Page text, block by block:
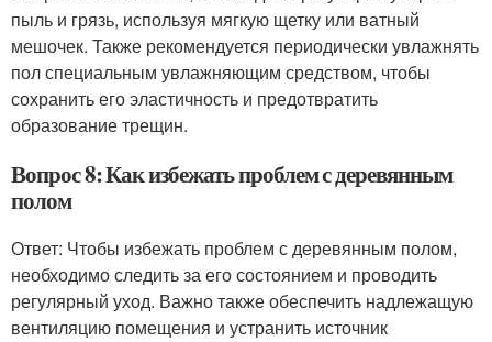
пыль и грязь, используя мягкую щетку или ватный
мешочек. Также рекомендуется периодически увлажнять
пол специальным увлажняющим средством, чтобы
сохранить его эластичность и предотвратить
образование трещин.
Вопрос 8: Как избежать проблем с деревянным
полом
Ответ: Чтобы избежать проблем с деревянным полом,
необходимо следить за его состоянием и проводить
регулярный уход. Важно также обеспечить надлежащую
вентиляцию помещения и устранить источник